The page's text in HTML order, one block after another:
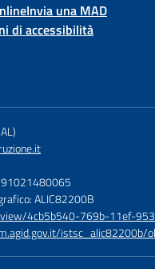
Invia una MAD
di accessibilità
91021480065
ALIC82200B
4cb5b540-769b-11ef-